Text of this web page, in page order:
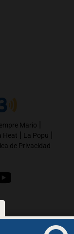
Mario |
Heat | La Popu |
de Privacidad